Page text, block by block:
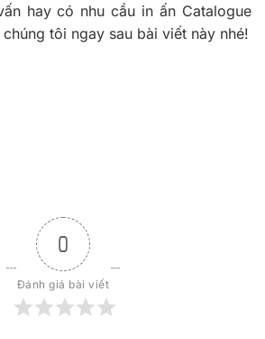
hay có nhu cầu in ấn Catalogue
tôi ngay sau bài viết này nhé!
0
Đánh giá bài viết